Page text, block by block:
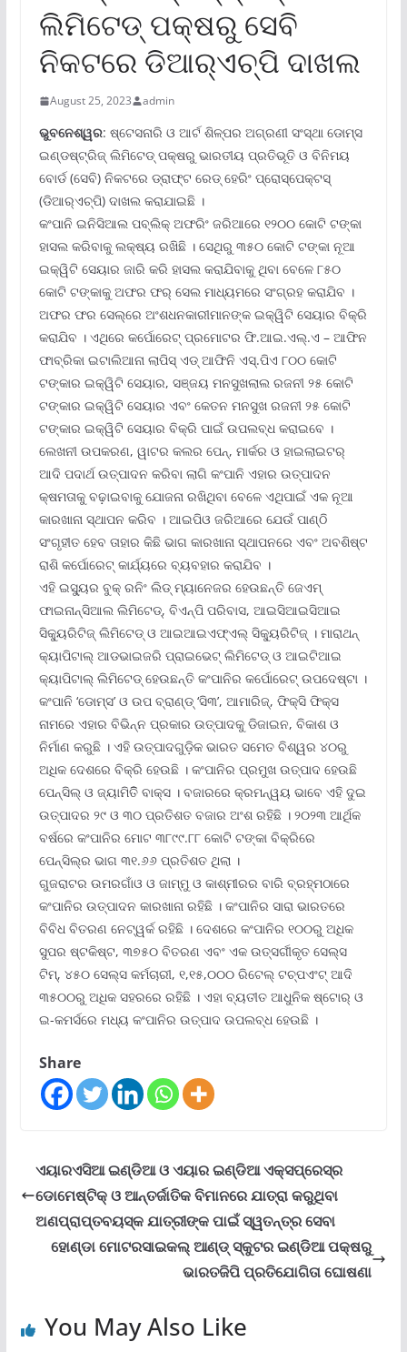
ଲିମିଟେଡ୍ ପକ୍ଷରୁ ସେବି
ନିକଟରେ ଡିଆର୍‌ଏଚ୍‌ପି ଦାଖଲ
August 25, 2023 admin
ଭୁବନେଶ୍ୱର: ଷ୍ଟେସନାରି ଓ ଆର୍ଟ ଶିଳ୍ପର ଅଗ୍ରଣୀ ସଂସ୍ଥା ଡୋମ୍‌ସ
ଇଣ୍ଡଷ୍ଟ୍ରିଜ୍ ଲିମିଟେଡ୍ ପକ୍ଷରୁ ଭାରତୀୟ ପ୍ରତିଭୂତି ଓ ବିନିମୟ
ବୋର୍ଡ (ସେବି) ନିକଟରେ ଡ୍ରାଫ୍‌ଟ ରେଡ୍ ହେରିଂ ପ୍ରୋସ୍‌ପେକ୍ଟସ୍
(ଡିଆର୍‌ଏଚ୍‌ପି) ଦାଖଲ କରାଯାଇଛି ।
କଂପାନି ଇନିସିଆଲ ପବ୍ଲିକ୍ ଅଫରିଂ ଜରିଆରେ ୧୨୦୦ କୋଟି ଟଙ୍କା
ହାସଲ କରିବାକୁ ଲକ୍ଷ୍ୟ ରଖିଛି । ସେଥିରୁ ୩୫୦ କୋଟି ଟଙ୍କା ନୂଆ
ଇକ୍ୱିଟି ସେୟାର ଜାରି କରି ହାସଲ କରାଯିବାକୁ ଥିବା ବେଳେ ୮୫୦
କୋଟି ଟଙ୍କାକୁ ଅଫର ଫର୍ ସେଲ ମାଧ୍ୟମରେ ସଂଗ୍ରହ କରାଯିବ ।
ଅଫର ଫର ସେଲ୍‌ରେ ଅଂଶଧନକାରୀମାନଙ୍କ ଇକ୍ୱିଟି ସେୟାର ବିକ୍ରି
କରାଯିବ । ଏଥିରେ କର୍ପୋରେଟ୍ ପ୍ରମୋଟର ଫି.ଆଇ.ଏଲ୍‌.ଏ – ଆଫିନ
ଫାବ୍ରିକା ଇଟାଲିଆନା ଲାପିସ୍ ଏଡ୍ ଆଫିନି ଏସ୍‌.ପିଏ ୮୦୦ କୋଟି
ଟଙ୍କାର ଇକ୍ୱିଟି ସେୟାର, ସଞ୍ଜୟ ମନସୁଖଲାଲ ରଜନୀ ୨୫ କୋଟି
ଟଙ୍କାର ଇକ୍ୱିଟି ସେୟାର ଏବଂ କେତନ ମନସୁଖ ରଜନୀ ୨୫ କୋଟି
ଟଙ୍କାର ଇକ୍ୱିଟି ସେୟାର ବିକ୍ରି ପାଇଁ ଉପଲବ୍ଧ କରାଇବେ ।
ଲେଖନୀ ଉପକରଣ, ୱାଟର କଲର ପେନ୍‌, ମାର୍କର ଓ ହାଇଲାଇଟର୍
ଆଦି ପଦାର୍ଥ ଉତ୍ପାଦନ କରିବା ଲାଗି କଂପାନି ଏହାର ଉତ୍ପାଦନ
କ୍ଷମତାକୁ ବଢ଼ାଇବାକୁ ଯୋଜନା ରଖିଥିବା ବେଳେ ଏଥିପାଇଁ ଏକ ନୂଆ
କାରଖାନା ସ୍ଥାପନ କରିବ । ଆଇପିଓ ଜରିଆରେ ଯେଉଁ ପାଣ୍ଠି
ସଂଗୃହୀତ ହେବ ତାହାର କିଛି ଭାଗ କାରଖାନା ସ୍ଥାପନରେ ଏବଂ ଅବଶିଷ୍ଟ
ରାଶି କର୍ପୋରେଟ୍ କାର୍ଯ୍ୟରେ ବ୍ୟବହାର କରାଯିବ ।
ଏହି ଇସ୍ୟୁର ବୁକ୍ ରନିଂ ଲିଡ୍ ମ୍ୟାନେଜର ହେଉଛନ୍ତି ଜେଏମ୍
ଫାଇନାନ୍ସିଆଲ ଲିମିଟେଡ୍‌, ବିଏନ୍‌ପି ପରିବାସ, ଆଇସିଆଇସିଆଇ
ସିକ୍ୟୁରିଟିଜ୍ ଲିମିଟେଡ୍ ଓ ଆଇଆଇଏଫ୍‌ଏଲ୍ ସିକ୍ୟୁରିଟିଜ୍ । ମାରାଥନ୍
କ୍ୟାପିଟାଲ୍ ଆଡଭାଇଜରି ପ୍ରାଇଭେଟ୍ ଲିମିଟେଡ୍ ଓ ଆଇଟିଆଇ
କ୍ୟାପିଟାଲ୍ ଲିମିଟେଡ୍ ହେଉଛନ୍ତି କଂପାନିର କର୍ପୋରେଟ୍ ଉପଦେଷ୍ଟା ।
କଂପାନି ‘ଡୋମ୍‌ସ’ ଓ ଉପ ବ୍ରାଣ୍ଡ୍ ‘ସି୩’, ଆମାରିଜ୍‌, ଫିକ୍ସି ଫିକ୍ସ
ନାମରେ ଏହାର ବିଭିନ୍ନ ପ୍ରକାର ଉତ୍ପାଦକୁ ଡିଜାଇନ, ବିକାଶ ଓ
ନିର୍ମାଣ କରୁଛି । ଏହି ଉତ୍ପାଦଗୁଡ଼ିକ ଭାରତ ସମେତ ବିଶ୍ୱର ୪୦ରୁ
ଅଧିକ ଦେଶରେ ବିକ୍ରି ହେଉଛି । କଂପାନିର ପ୍ରମୁଖ ଉତ୍ପାଦ ହେଉଛି
ପେନ୍‌ସିଲ୍ ଓ ଜ୍ୟାମିତିି ବାକ୍ସ । ବଜାରରେ କ୍ରମନ୍ୱୟ ଭାବେ ଏହି ଦୁଇ
ଉତ୍ପାଦର ୨୯ ଓ ୩୦ ପ୍ରତିଶତ ବଜାର ଅଂଶ ରହିଛି । ୨୦୨୩ ଆର୍ଥିକ
ବର୍ଷରେ କଂପାନିର ମୋଟ ୩୮୯୯.୮୮ କୋଟି ଟଙ୍କା ବିକ୍ରିରେ
ପେନ୍‌ସିଲ୍‌ର ଭାଗ ୩୧.୬୬ ପ୍ରତିଶତ ଥିଲା ।
ଗୁଜରାଟର ଉମରଗାଁଓ ଓ ଜାମ୍ମୁ ଓ କାଶ୍ମୀରର ବାରି ବ୍ରହ୍ମଠାରେ
କଂପାନିର ଉତ୍ପାଦନ କାରଖାନା ରହିଛି । କଂପାନିର ସାରା ଭାରତରେ
ବିବିଧ ବିତରଣ ନେଟ୍‌ୱର୍କ ରହିଛି । ଦେଶରେ କଂପାନିର ୧୦୦ରୁ ଅଧିକ
ସୁପର ଷ୍ଟକିଷ୍ଟ, ୩୭୫୦ ବିତରଣ ଏବଂ ଏକ ଉତ୍ସର୍ଗୀକୃତ ସେଲ୍‌ସ
ଟିମ୍‌, ୪୫୦ ସେଲ୍‌ସ କର୍ମଚାରୀ, ୧,୧୫,୦୦୦ ରିଟେଲ୍ ଟଚ୍‌ପଏଂଟ୍ ଆଦି
୩୫୦୦ରୁ ଅଧିକ ସହରରେ ରହିଛି । ଏହା ବ୍ୟତୀତ ଆଧୁନିକ ଷ୍ଟୋର୍ ଓ
ଇ-କମର୍ସରେ ମଧ୍ୟ କଂପାନିର ଉତ୍ପାଦ ଉପଲବ୍ଧ ହେଉଛି ।
Share
ଏୟାରଏସିଆ ଇଣ୍ଡିଆ ଓ ଏୟାର ଇଣ୍ଡିଆ ଏକ୍ସପ୍ରେସ୍‌ର
ଡୋମେଷ୍ଟିକ୍ ଓ ଆନ୍ତର୍ଜାତିକ ବିମାନରେ ଯାତ୍ରା କରୁଥିବା
ଅଣପ୍ରାପ୍ତବୟସ୍କ ଯାତ୍ରୀଙ୍କ ପାଇଁ ସ୍ୱତନ୍ତ୍ର ସେବା
ହୋଣ୍ଡା ମୋଟରସାଇକଲ୍ ଆଣ୍ଡ୍ ସ୍କୁଟର ଇଣ୍ଡିଆ ପକ୍ଷରୁ
ଭାରତଜିପି ପ୍ରତିଯୋଗିତା ଘୋଷଣା
You May Also Like